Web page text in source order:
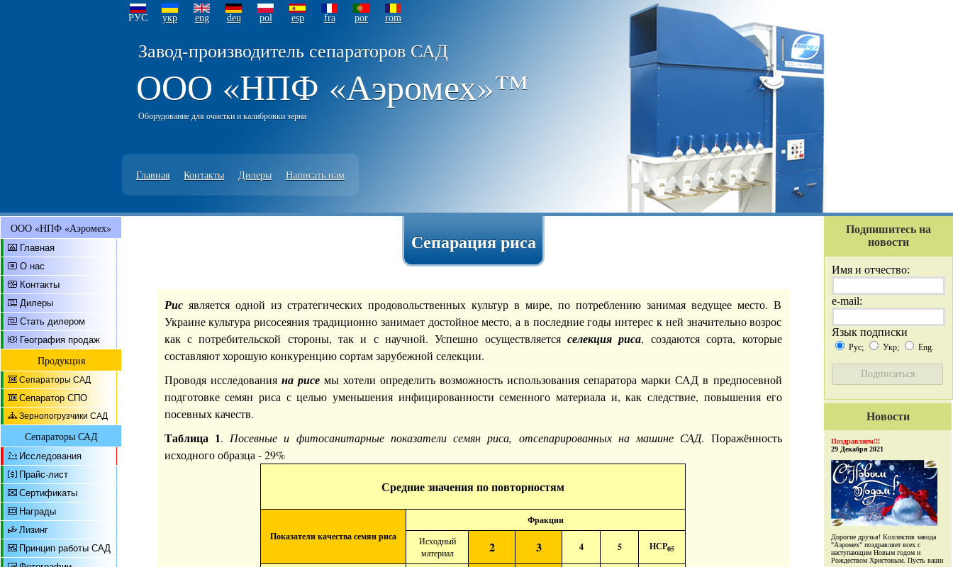
РУС укр eng deu pol esp fra por rom
Завод-производитель сепараторов САД
ООО «НПФ «Аэромех»™
Оборудование для очистки и калибровки зерна
Главная Контакты Дилеры Написать нам
ООО «НПФ «Аэромех»
Главная
О нас
Контакты
Дилеры
Стать дилером
География продаж
Продукция
Сепараторы САД
Сепаратор СПО
Зернопогрузчики САД
Сепараторы САД
Исследования
Прайс-лист
Сертификаты
Награды
Лизинг
Принцип работы САД
Сепарация риса
Рисявляется одной из стратегических продовольственных культур в мире, по потреблению занимая ведущее место. В
Украине культура рисосеяния традиционно занимает достойное место, а в последние годы интерес к ней значительно возрос
как с потребительской стороны, так и с научной. Успешно осуществляетсяселекция риса, создаются сорта, которые
составляют хорошую конкуренцию сортам зарубежной селекции.
Проводя исследования на рисемы хотели определить возможность использования сепаратора марки САД в предпосевной
подготовке семян риса с целью уменьшения инфицированности семенного материала и, как следствие, повышения его
посевных качеств.
Таблица 1. Посевные и фитосанитарные показатели семян риса, отсепарированных на машине САД. Поражённость
исходного образца - 29%
Средние значения по повторностям
Показатели качества семян риса
Фракции
Исходный
материал
2 3 4 5 НСР05
Подпишитесь на
новости
Имя и отчество:
e-mail:
Язык подписки
Рус; Укр; Eng.
Новости
Поздравляем!!!
29 Декабря 2021
Дорогие друзья! Коллектив завода
"Аэромех" поздравляет всех с
наступающим Новым годом и
Рождеством Христовым. Пусть ваши